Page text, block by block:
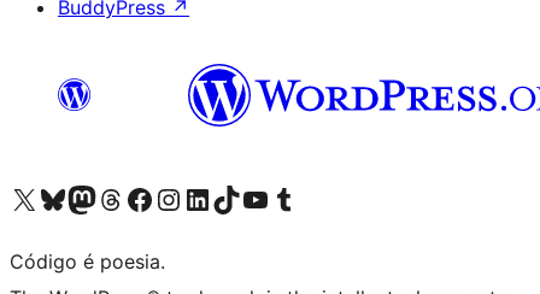
BuddyPress ↗
Acessar nossa conta do X (antigo Twitter)
Acessar nossa conta do Bluesky
Acessar nossa conta do Mastodon
Acessar nossa conta do Threads
Acessar nossa página do Facebook
Acessar nossa conta do Instagram
Acessar nossa conta do LinkedIn
Acessar nossa conta do TikTok
Acessar nosso canal do YouTube
Acessar nossa conta no Tumblr
Código é poesia.